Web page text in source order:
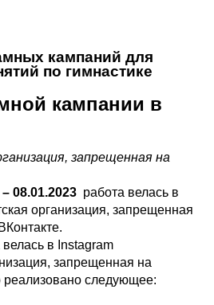
кампаний для
по гимнастике
кампании в
запрещенная на
08.01.2023 работа велась в
организация, запрещенная
в Instagram
запрещенная на
следующее: